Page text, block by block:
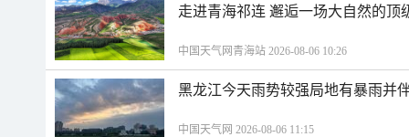
走进青海祁连 邂逅一场大自然的顶
中国天气网青海站 2026-08-06 10:26
黑龙江今天雨势较强局地有暴雨并
中国天气网 2026-08-06 11:15